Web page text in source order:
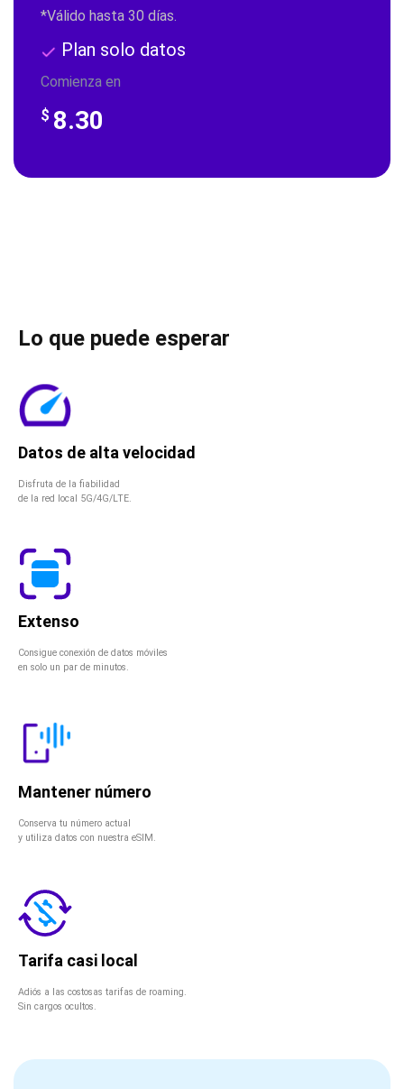
*Válido hasta 30 días.
Plan solo datos
Comienza en
$ 8.30
Lo que puede esperar
Datos de alta velocidad
Disfruta de la fiabilidad
de la red local 5G/4G/LTE.
Extenso
Consigue conexión de datos móviles
en solo un par de minutos.
Mantener número
Conserva tu número actual
y utiliza datos con nuestra eSIM.
Tarifa casi local
Adiós a las costosas tarifas de roaming.
Sin cargos ocultos.